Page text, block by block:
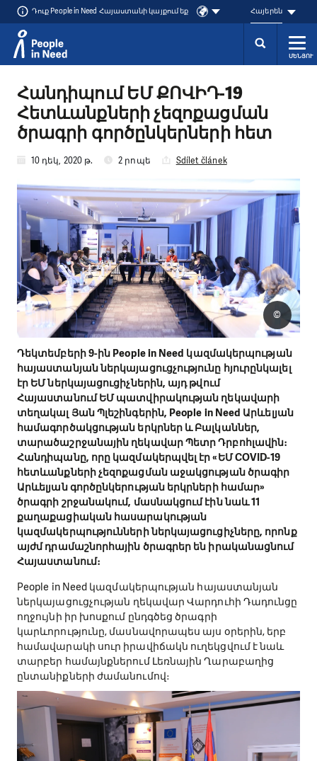
Դուք People in Need Հայաստանի կայքում եք Հայերեն
ՄԵՆՅՈՒ
Հանդիպում ԵՄ ՔՈՎԻԴ-19
Հետևանքների չեզոքացման
ծրագրի գործընկերների հետ
10 դեկ, 2020 թ. 2 րոպե Sdílet článek
Դեկտեմբերի 9-ին People in Need կազմակերպության
հայաստանյան ներկայացուցչությունը հյուրընկալել
էր ԵՄ ներկայացուցիչներին, այդ թվում
Հայաստանում ԵՄ պատվիրակության ղեկավարի
տեղակալ Յան Պլեշինգերին, People in Need Արևելյան
համագործակցության երկրներ և Բալկաններ,
տարածաշրջանային ղեկավար Պետր Դրբոհլավին։
Հանդիպանը, որը կազմակերպվել էր «ԵՄ COVID-19
հետևանքների չեզոքացման աջակցության ծրագիր
Արևելյան գործընկերության երկրների համար»
ծրագրի շրջանակում, մասնակցում էին նաև 11
քաղաքացիական հասարակության
կազմակերպությունների ներկայացուցիչները, որոնք
այժմ դրամաշնորհային ծրագրեր են իրականացնում
Հայաստանում։
©
People in Need կազմակերպության հայաստանյան
ներկայացուցչության ղեկավար Վարդուհի Դադունցը
ողջույնի իր խոսքում ընդգծեց ծրագրի
կարևորությունը, մասնավորապես այս օրերին, երբ
համավարակի սուր իրավիճակն ուղեկցվում է նաև
տարբեր համայնքներում Լեռնային Ղարաբաղից
ընտանիքների ժամանումով։